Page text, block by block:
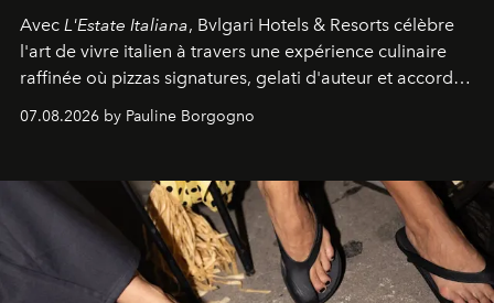
Avec L'Estate Italiana, Bvlgari Hotels & Resorts célèbre
l'art de vivre italien à travers une expérience culinaire
raffinée où pizzas signatures, gelati d'auteur et accords
07.08.2026 by Pauline Borgogno